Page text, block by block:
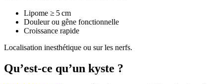
Lipome ≥ 5 cm
Douleur ou gêne fonctionnelle
Croissance rapide
Localisation inesthétique ou sur les nerfs.
Qu’est-ce qu’un kyste ?